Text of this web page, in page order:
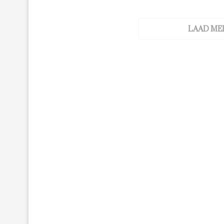
LAAD